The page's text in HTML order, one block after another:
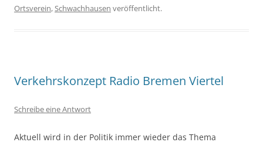
Ortsverein,Schwachhausen veröffentlicht.
Verkehrskonzept Radio Bremen Viertel
Schreibe eine Antwort
Aktuell wird in der Politik immer wieder das Thema